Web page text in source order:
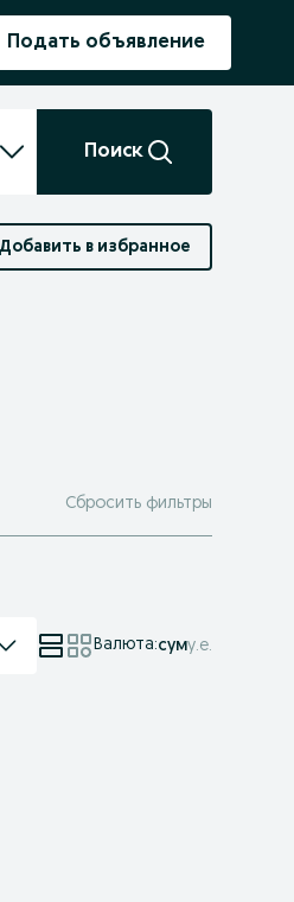
Подать объявление
Поиск
Добавить в избранное
Сбросить фильтры
Валюта:суму.е.